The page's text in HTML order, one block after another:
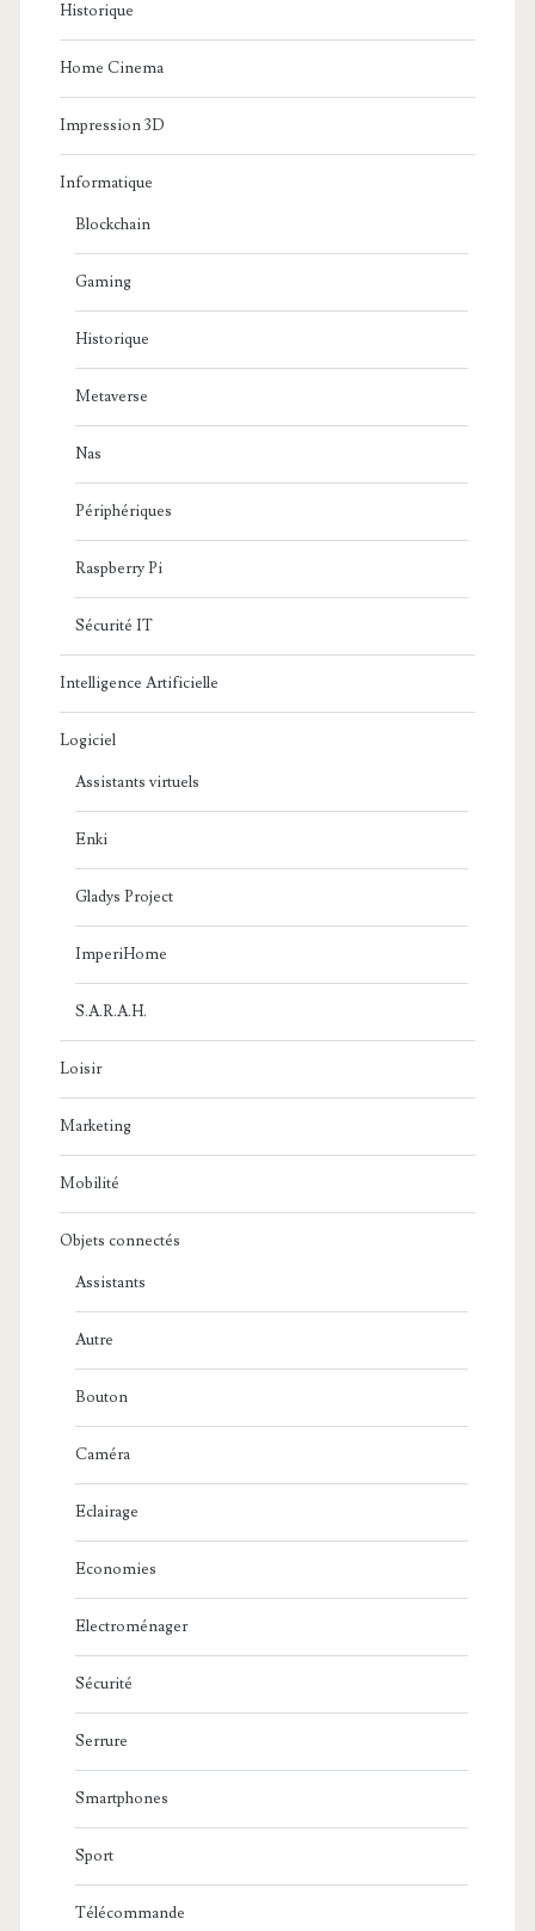
Historique
Home Cinema
Impression 3D
Informatique
Blockchain
Gaming
Historique
Metaverse
Nas
Périphériques
Raspberry Pi
Sécurité IT
Intelligence Artificielle
Logiciel
Assistants virtuels
Enki
Gladys Project
ImperiHome
S.A.R.A.H.
Loisir
Marketing
Mobilité
Objets connectés
Assistants
Autre
Bouton
Caméra
Eclairage
Economies
Electroménager
Sécurité
Serrure
Smartphones
Sport
Télécommande